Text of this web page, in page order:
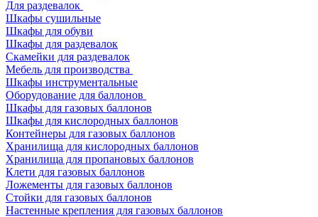
Для раздевалок
Шкафы сушильные
Шкафы для обуви
Шкафы для раздевалок
Скамейки для раздевалок
Мебель для производства
Шкафы инструментальные
Оборудование для баллонов
Шкафы для газовых баллонов
Шкафы для кислородных баллонов
Контейнеры для газовых баллонов
Хранилища для кислородных баллонов
Хранилища для пропановых баллонов
Клети для газовых баллонов
Ложементы для газовых баллонов
Стойки для газовых баллонов
Настенные крепления для газовых баллонов